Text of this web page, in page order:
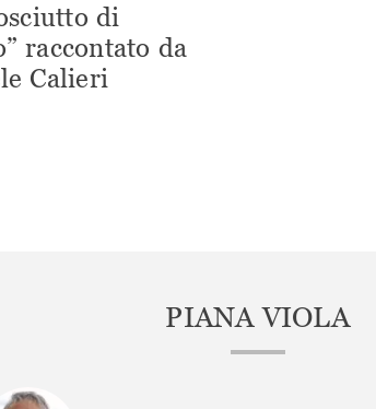
di
raccontato da
Calieri
PIANA VIOLA